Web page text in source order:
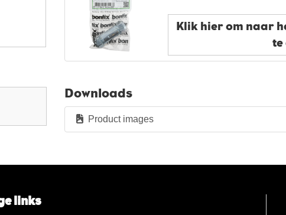
Klik hier om naar
te
Downloads
Product images
links